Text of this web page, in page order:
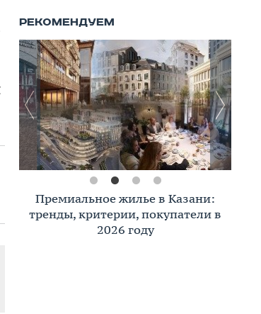
Премиальное жилье в Казани:
тренды, критерии, покупатели в
2026 году